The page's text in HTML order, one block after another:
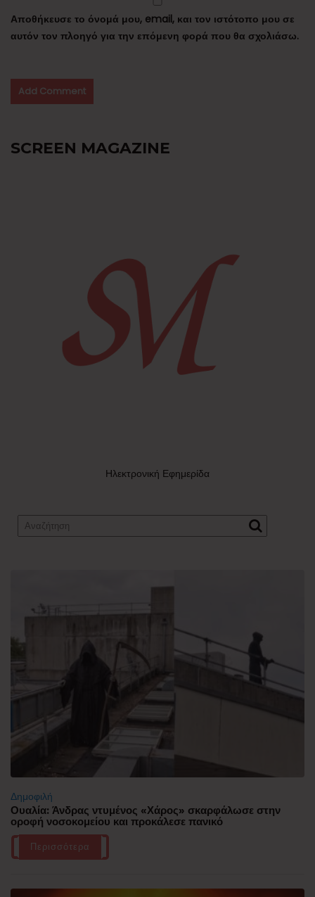
Αποθήκευσε το όνομά μου, email, και τον ιστότοπο μου σε
αυτόν τον πλοηγό για την επόμενη φορά που θα σχολιάσω.
SCREEN MAGAZINE
Ηλεκτρονική Εφημερίδα
Δημοφιλή
Ουαλία: Άνδρας ντυμένος «Χάρος» σκαρφάλωσε στην
οροφή νοσοκομείου και προκάλεσε πανικό
Περισσότερα